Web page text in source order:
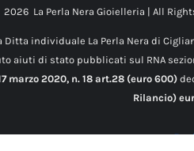
2026 La Perla Nera Gioielleria | All
Ditta individuale La Perla Nera di
aiuti di stato pubblicati sul RNA
marzo 2020, n. 18 art.28 (euro 600)
Rilancio)